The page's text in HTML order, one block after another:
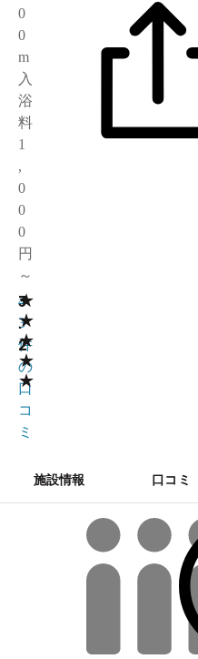
0
0
m
入
浴
料
1
,
0
0
0
円
～
★
★
★
★
★
3
.
2
4
3
件
の
口
コ
ミ
施設情報 口コミ